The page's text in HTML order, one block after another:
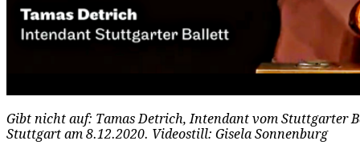
Gibt nicht auf: Tamas Detrich, Intendant vom Stuttgarter
Stuttgart am 8.12.2020. Videostill: Gisela Sonnenburg